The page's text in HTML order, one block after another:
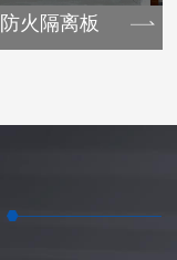
火隔离板